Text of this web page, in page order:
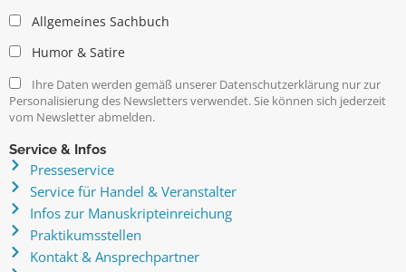
Allgemeines Sachbuch
Humor & Satire
Ihre Daten werden gemäß unserer Datenschutzerklärung nur zur
Personalisierung des Newsletters verwendet. Sie können sich jederzeit
vom Newsletter abmelden.
Service & Infos
Presseservice
Service für Handel & Veranstalter
Infos zur Manuskripteinreichung
Praktikumsstellen
Kontakt & Ansprechpartner